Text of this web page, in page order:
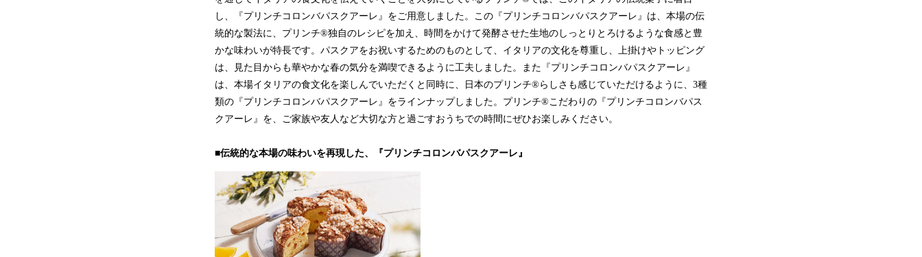
し、『プリンチコロンバパスクアーレ』をご用意しました。この『プリンチコロンバパスクアーレ』は、本場の伝
統的な製法に、プリンチ®独自のレシピを加え、時間をかけて発酵させた生地のしっとりとろけるような食感と豊
かな味わいが特長です。パスクアをお祝いするためのものとして、イタリアの文化を尊重し、上掛けやトッピング
は、見た目からも華やかな春の気分を満喫できるように工夫しました。また『プリンチコロンバパスクアーレ』
は、本場イタリアの食文化を楽しんでいただくと同時に、日本のプリンチ®らしさも感じていただけるように、3種
類の『プリンチコロンバパスクアーレ』をラインナップしました。プリンチ®こだわりの『プリンチコロンバパス
クアーレ』を、ご家族や友人など大切な方と過ごすおうちでの時間にぜひお楽しみください。
■伝統的な本場の味わいを再現した、『プリンチコロンバパスクアーレ』